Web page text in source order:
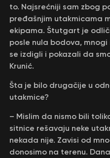
to. Najsrećniji sam zbog
pređašnjim utakmicama
ekipama. Štutgart je
posle nula bodova, mnogi
se izdigli i pokazali da
Krunić.
Šta je bilo drugačije u
utakmice?
– Mislim da nismo bili
sitnice rešavaju neke
nekada nije. Zavisi od
donosimo na terenu.